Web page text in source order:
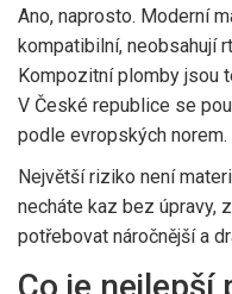
Ano, naprosto. Moderní
kompatibilní, neobsahují
Kompozitní plomby jsou
V České republice se
podle evropských norem.
Největší riziko není
necháte kaz bez úpravy,
potřebovat náročnější a